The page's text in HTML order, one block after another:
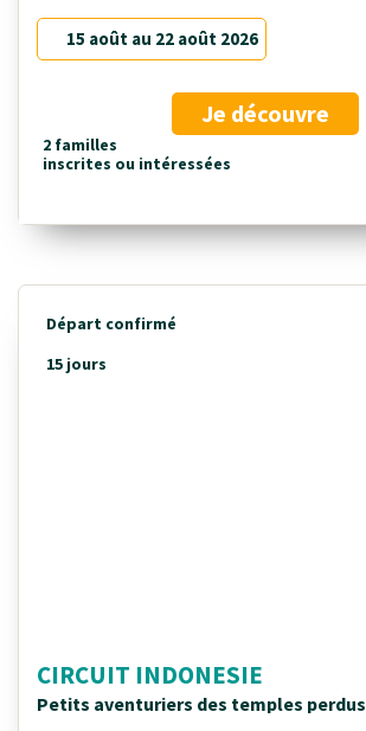
15 août au 22 août 2026
Je découvre
2 familles
inscrites ou intéressées
Départ confirmé
15 jours
CIRCUIT INDONESIE
Petits aventuriers des temples perdus